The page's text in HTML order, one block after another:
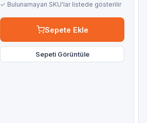
✓ Bulunamayan SKU'lar listede gösterilir
Sepete Ekle
Sepeti Görüntüle